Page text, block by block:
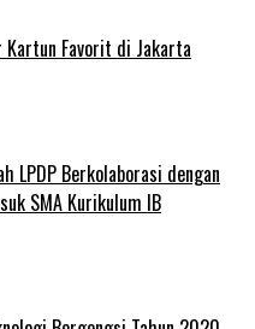
Kartun Favorit di Jakarta
LPDP Berkolaborasi dengan
SMA Kurikulum IB